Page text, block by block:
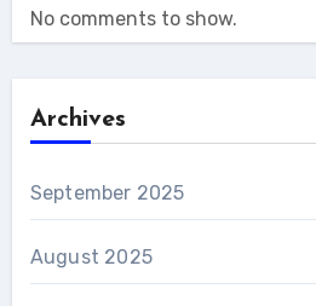
No comments to show.
Archives
September 2025
August 2025